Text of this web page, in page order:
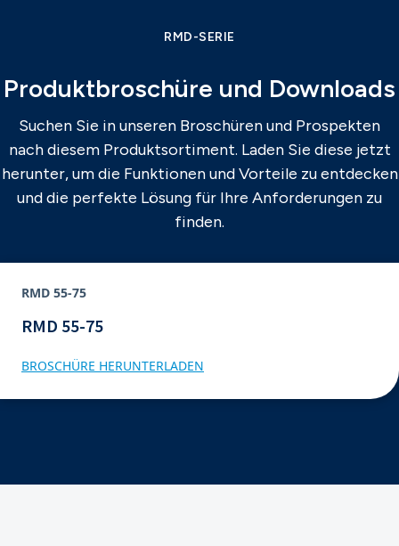
RMD-SERIE
Produktbroschüre und Downloads
Suchen Sie in unseren Broschüren und Prospekten
nach diesem Produktsortiment. Laden Sie diese jetzt
herunter, um die Funktionen und Vorteile zu entdecken
und die perfekte Lösung für Ihre Anforderungen zu
finden.
RMD 55-75
RMD 55-75
BROSCHÜRE HERUNTERLADEN